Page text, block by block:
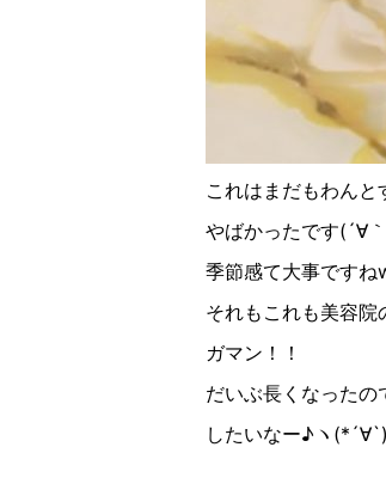
これはまだもわん
やばかったです( ´∀︎｀
季節感て大事ですね
それもこれも美容
ガマン！！
だいぶ長くなったの
したいなー♪︎ ヽ (*´∀︎`)